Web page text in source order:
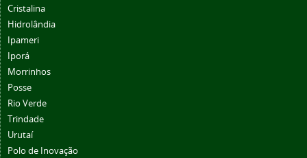
Cristalina
Hidrolândia
Ipameri
Iporá
Morrinhos
Posse
Rio Verde
Trindade
Urutaí
Polo de Inovação